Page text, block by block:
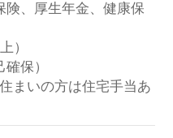
険、厚生年金、健康保
）
保）
まいの方は住宅手当あ